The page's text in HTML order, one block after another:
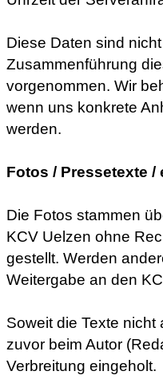
Diese Daten sind
Zusammenführung
vorgenommen. Wir
wenn uns konkrete
werden.
Fotos / Pressetexte
Die Fotos stammen
KCV Uelzen ohne
gestellt. Werden
Weitergabe an den
Soweit die Texte
zuvor beim Autor
Verbreitung eingeholt.